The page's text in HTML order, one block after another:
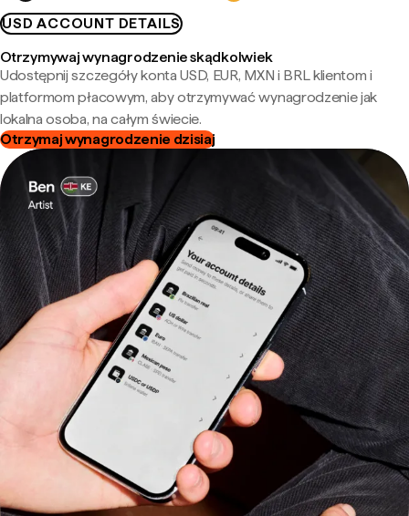
USD ACCOUNT DETAILS
Otrzymywaj wynagrodzenie skądkolwiek
Udostępnij szczegóły konta USD, EUR, MXN i BRL klientom i
platformom płacowym, aby otrzymywać wynagrodzenie jak
lokalna osoba, na całym świecie.
Otrzymaj wynagrodzenie dzisiaj